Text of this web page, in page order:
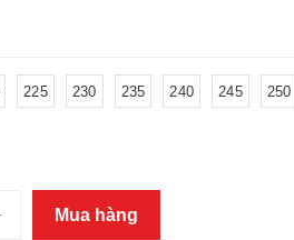
225 230 235 240 245 250
Mua hàng